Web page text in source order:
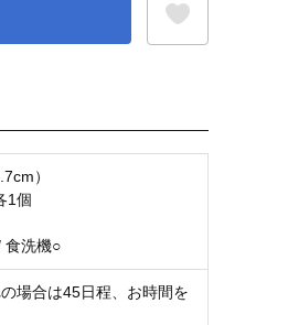
）
1個
食洗機○
場合は45日程、お時間を